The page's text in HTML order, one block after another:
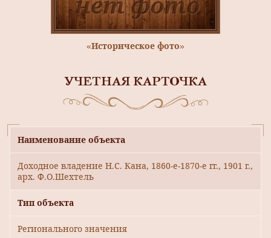
«Историческое фото»
УЧЕТНАЯ КАРТОЧКА
Наименование объекта
Доходное владение Н.С. Кана, 1860-е-1870-е гг., 1901 г.,
арх. Ф.О.Шехтель
Тип объекта
Регионального значения